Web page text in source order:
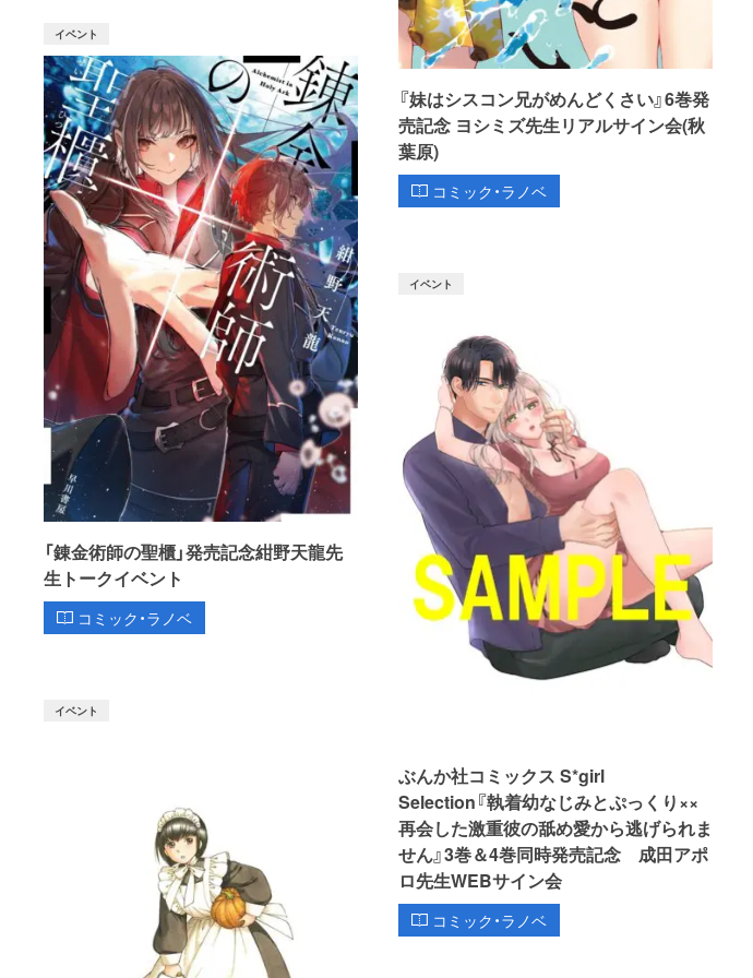
『妹はシスコン兄がめんどくさい』6巻発
売記念 ヨシミズ先生リアルサイン会(秋
葉原)
コミック・ラノベ
イベント
「錬金術師の聖櫃」発売記念紺野天龍先
生トークイベント
コミック・ラノベ
イベント
ぶんか社コミックス S*girl
Selection『執着幼なじみとぷっくり××
再会した激重彼の舐め愛から逃げられま
せん』3巻＆4巻同時発売記念 成田アポ
ロ先生WEBサイン会
コミック・ラノベ
イベント